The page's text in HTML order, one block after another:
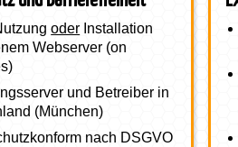
oder Installation
Webserver (on
und Betreiber in
(München)
nach DSGVO